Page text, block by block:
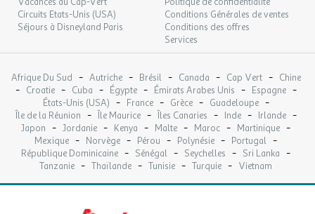
Mobil home Bambou 4 personnes
Animaux Admis : Animaux : acceptés sous conditions
Surface (m²) : 25
Nombre de chambres : 2
Barbecue : autorisé
Cuisine : 1
Réfrigérateur : 1
Micro-ondes
Nombre Salle de bain : 1
SEPT.
MER.
SEPT.
79 €
JEU.
17
SEPT.
79 € /hébergement
Retour le
19/09/2026
VEN.
18
SEPT.
79 € /hébergement
Retour le
20/09/2026
19 79 €/hébergement
Retour le
Circuits Etats-Unis (USA)
Séjours à Disneyland Paris
Conditions Générales de ventes
Conditions des offres
Services
Afrique Du Sud - Autriche - Brésil - Canada - Cap Vert - Chine
- Croatie - Cuba - Égypte - Émirats Arabes Unis - Espagne -
États-Unis (USA) - France - Grèce - Guadeloupe -
Île de la Réunion - Île Maurice - Îles Canaries - Inde - Irlande -
Japon - Jordanie - Kenya - Malte - Maroc - Martinique -
Mexique - Norvège - Pérou - Polynésie - Portugal -
République Dominicaine - Sénégal - Seychelles - Sri Lanka -
Tanzanie - Thaïlande - Tunisie - Turquie - Vietnam